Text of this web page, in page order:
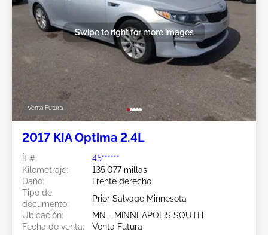
Venta Futura
Swipe to right for more images
2017 KIA Optima 2.4L
Ít #:
45******
Kilometraje:
135,077 millas
Daño:
Frente derecho
Tipo de
documento:
Prior Salvage Minnesota
Ubicación:
MN - MINNEAPOLIS SOUTH
Fecha de venta:
Venta Futura